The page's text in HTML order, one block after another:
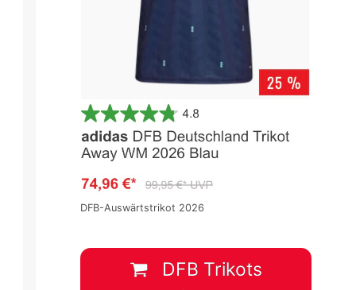
DFB-Auswärtstrikot 2026
DFB Trikots